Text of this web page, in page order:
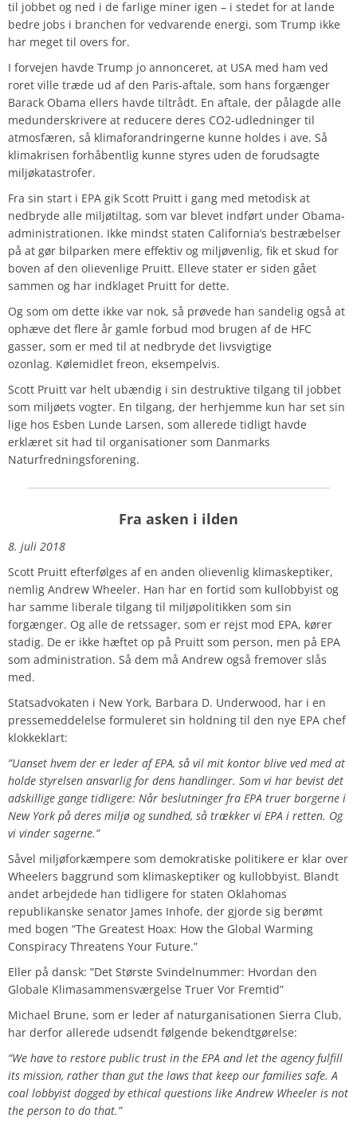
til jobbet og ned i de farlige miner igen – i stedet for at lande
bedre jobs i branchen for vedvarende energi, som Trump ikke
har meget til overs for.
I forvejen havde Trump jo annonceret, at USA med ham ved
roret ville træde ud af den Paris-aftale, som hans forgænger
Barack Obama ellers havde tiltrådt. En aftale, der pålagde alle
medunderskrivere at reducere deres CO2-udledninger til
atmosfæren, så klimaforandringerne kunne holdes i ave. Så
klimakrisen forhåbentlig kunne styres uden de forudsagte
miljøkatastrofer.
Fra sin start i EPA gik Scott Pruitt i gang med metodisk at
nedbryde alle miljøtiltag, som var blevet indført under Obama-
administrationen. Ikke mindst staten California’s bestræbelser
på at gør bilparken mere effektiv og miljøvenlig, fik et skud for
boven af den olievenlige Pruitt. Elleve stater er siden gået
sammen og har indklaget Pruitt for dette.
Og som om dette ikke var nok, så prøvede han sandelig også at
ophæve det flere år gamle forbud mod brugen af de HFC
gasser, som er med til at nedbryde det livsvigtige
ozonlag. Kølemidlet freon, eksempelvis.
Scott Pruitt var helt ubændig i sin destruktive tilgang til jobbet
som miljøets vogter. En tilgang, der herhjemme kun har set sin
lige hos Esben Lunde Larsen, som allerede tidligt havde
erklæret sit had til organisationer som Danmarks
Naturfredningsforening.
Fra asken i ilden
8. juli 2018
Scott Pruitt efterfølges af en anden olievenlig klimaskeptiker,
nemlig Andrew Wheeler. Han har en fortid som kullobbyist og
har samme liberale tilgang til miljøpolitikken som sin
forgænger. Og alle de retssager, som er rejst mod EPA, kører
stadig. De er ikke hæftet op på Pruitt som person, men på EPA
som administration. Så dem må Andrew også fremover slås
med.
Statsadvokaten i New York, Barbara D. Underwood, har i en
pressemeddelelse formuleret sin holdning til den nye EPA chef
klokkeklart:
”Uanset hvem der er leder af EPA, så vil mit kontor blive ved med at
holde styrelsen ansvarlig for dens handlinger. Som vi har bevist det
adskillige gange tidligere: Når beslutninger fra EPA truer borgerne i
New York på deres miljø og sundhed, så trækker vi EPA i retten. Og
vi vinder sagerne.”
Såvel miljøforkæmpere som demokratiske politikere er klar over
Wheelers baggrund som klimaskeptiker og kullobbyist. Blandt
andet arbejdede han tidligere for staten Oklahomas
republikanske senator James Inhofe, der gjorde sig berømt
med bogen “The Greatest Hoax: How the Global Warming
Conspiracy Threatens Your Future.”
Eller på dansk: ”Det Største Svindelnummer: Hvordan den
Globale Klimasammensværgelse Truer Vor Fremtid”
Michael Brune, som er leder af naturganisationen Sierra Club,
har derfor allerede udsendt følgende bekendtgørelse:
“We have to restore public trust in the EPA and let the agency fulfill
its mission, rather than gut the laws that keep our families safe. A
coal lobbyist dogged by ethical questions like Andrew Wheeler is not
the person to do that.”